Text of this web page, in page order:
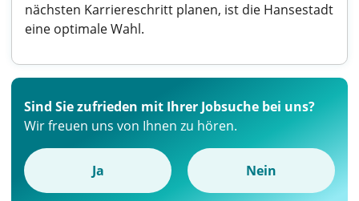
nächsten Karriereschritt planen, ist die Hansestadt
eine optimale Wahl.
Sind Sie zufrieden mit Ihrer Jobsuche bei uns?
Wir freuen uns von Ihnen zu hören.
Ja Nein